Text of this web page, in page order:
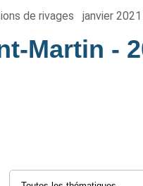
de rivages janvier 2021
Martin -